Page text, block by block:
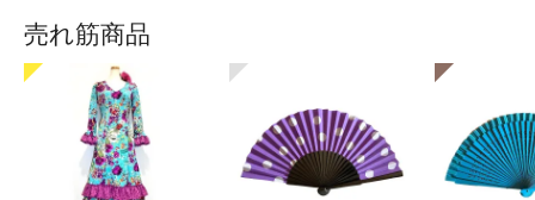
売れ筋商品